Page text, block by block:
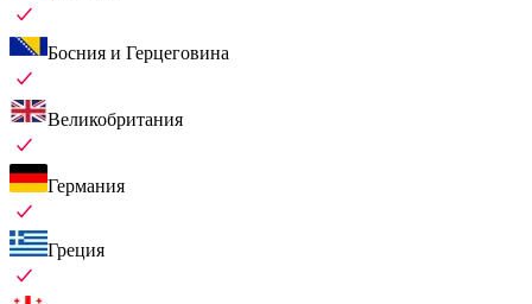
Босния и Герцеговина
Великобритания
Германия
Греция